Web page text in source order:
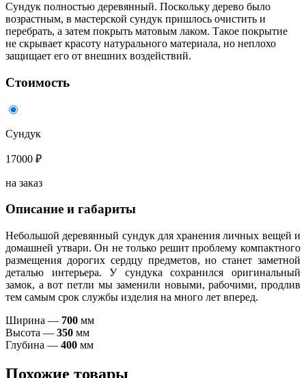
Сундук полностью деревянный. Поскольку дерево было
возрастным, в мастерской сундук пришлось очистить и
перебрать, а затем покрыть матовым лаком. Такое покрытие
не скрывает красоту натурального материала, но неплохо
защищает его от внешних воздействий.
Стоимость
Сундук
17000 ₽
на заказ
Описание и габариты
Небольшой деревянный сундук для хранения личных вещей и
домашней утвари. Он не только решит проблему компактного
размещения дорогих сердцу предметов, но станет заметной
деталью интерьера. У сундука сохранился оригинальный
замок, а вот петли мы заменили новыми, рабочими, продлив
тем самым срок службы изделия на много лет вперед.
Ширина — 700 мм
Высота — 350 мм
Глубина — 400 мм
Похожие товары